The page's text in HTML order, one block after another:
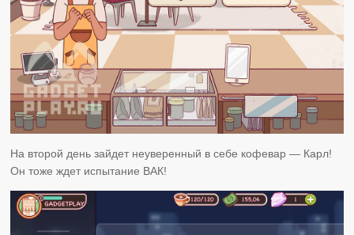
На второй день зайдет неуверенный в себе кофевар — Карл!
Он тоже ждет испытание ВАК!